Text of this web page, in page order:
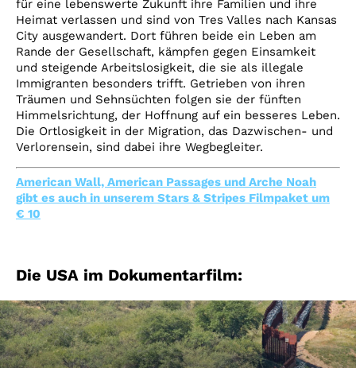
für eine lebenswerte Zukunft ihre Familien und ihre
Heimat verlassen und sind von Tres Valles nach Kansas
City ausgewandert. Dort führen beide ein Leben am
Rande der Gesellschaft, kämpfen gegen Einsamkeit
und steigende Arbeitslosigkeit, die sie als illegale
Immigranten besonders trifft. Getrieben von ihren
Träumen und Sehnsüchten folgen sie der fünften
Himmelsrichtung, der Hoffnung auf ein besseres Leben.
Die Ortlosigkeit in der Migration, das Dazwischen- und
Verlorensein, sind dabei ihre Wegbegleiter.
American Wall, American Passages und Arche Noah
gibt es auch in unserem Stars & Stripes Filmpaket um
€ 10
Die USA im Dokumentarfilm: